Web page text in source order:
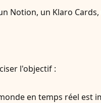
Notion, un Klaro
l'objectif :
en temps réel est